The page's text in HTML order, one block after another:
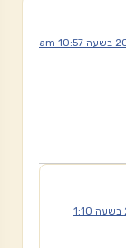
דצמבר 26, 2023 בשעה 1:10